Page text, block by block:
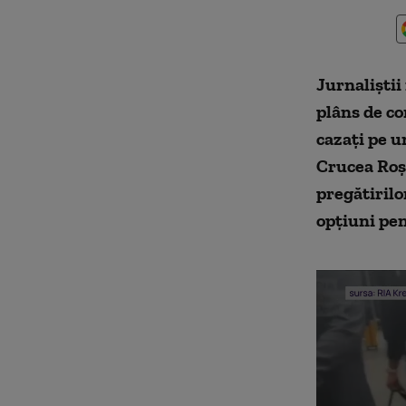
Jurnaliștii
plâns de
cazați pe
Crucea
opțiuni